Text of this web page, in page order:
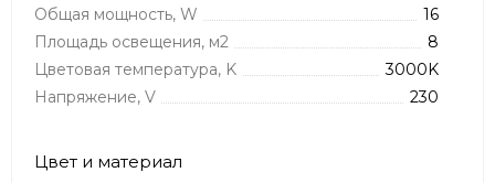
Общая мощность, W
16
Площадь освещения, м2
8
Цветовая температура, K
3000K
Напряжение, V
230
Цвет и материал